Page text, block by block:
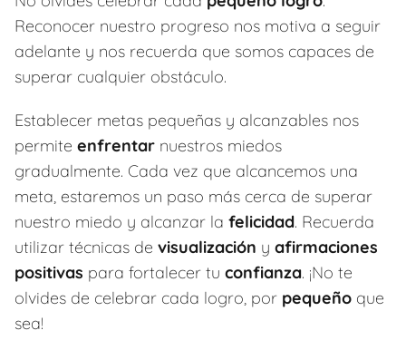
Reconocer nuestro progreso nos motiva a seguir
adelante y nos recuerda que somos capaces de
superar cualquier obstáculo.
Establecer metas pequeñas y alcanzables nos
permite enfrentar nuestros miedos
gradualmente. Cada vez que alcancemos una
meta, estaremos un paso más cerca de superar
nuestro miedo y alcanzar la felicidad. Recuerda
utilizar técnicas de visualización y afirmaciones
positivas para fortalecer tu confianza. ¡No te
olvides de celebrar cada logro, por pequeño que
sea!